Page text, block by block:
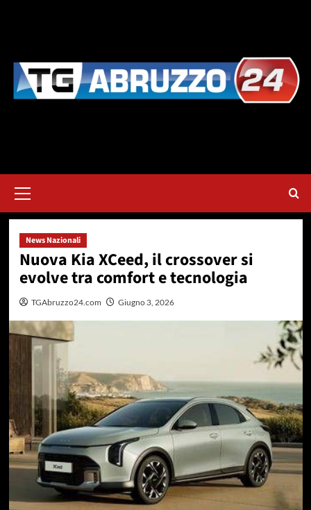
principale
News Nazionali
Nuova Kia XCeed, il crossover si
evolve tra comfort e tecnologia
TGAbruzzo24.com Giugno 3, 2026